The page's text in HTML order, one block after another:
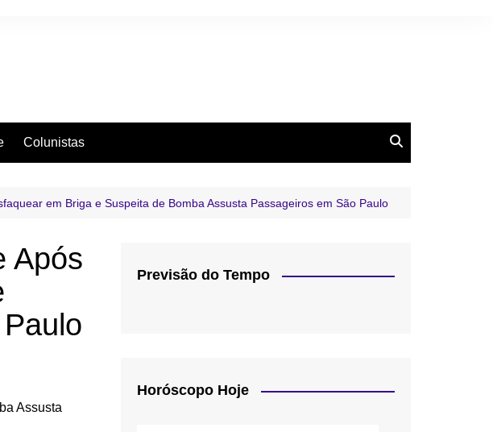
Colunistas
em Briga e Suspeita de Bomba Assusta Passageiros em São Paulo
Após
Previsão do Tempo
Horóscopo Hoje